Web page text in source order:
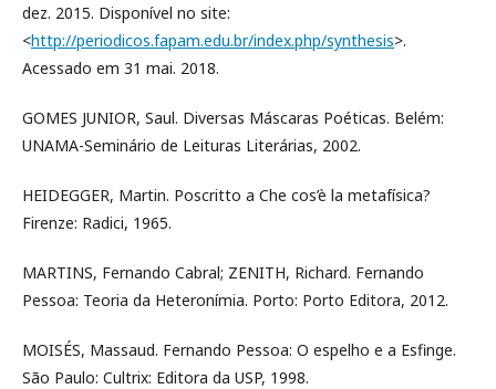
dez. 2015. Disponível no site:
<http://periodicos.fapam.edu.br/index.php/synthesis>.
Acessado em 31 mai. 2018.
GOMES JUNIOR, Saul. Diversas Máscaras Poéticas. Belém:
UNAMA-Seminário de Leituras Literárias, 2002.
HEIDEGGER, Martin. Poscritto a Che cos’è la metafísica?
Firenze: Radici, 1965.
MARTINS, Fernando Cabral; ZENITH, Richard. Fernando
Pessoa: Teoria da Heteronímia. Porto: Porto Editora, 2012.
MOISÉS, Massaud. Fernando Pessoa: O espelho e a Esfinge.
São Paulo: Cultrix: Editora da USP, 1998.